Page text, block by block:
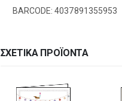
BARCODE: 4037891355953
ΣΧΕΤΙΚΆ ΠΡΟΪΌΝΤΑ